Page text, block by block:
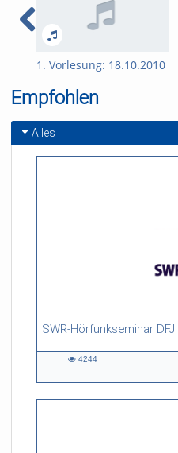
1. Vorlesung: 18.10.2010
Empfohlen
Alles
SWR-Hörfunkseminar
26:48 duration
4244